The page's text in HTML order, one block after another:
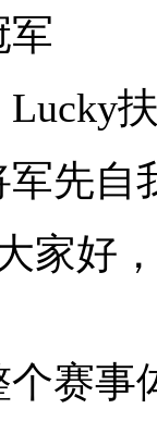
先自
好，
赛事